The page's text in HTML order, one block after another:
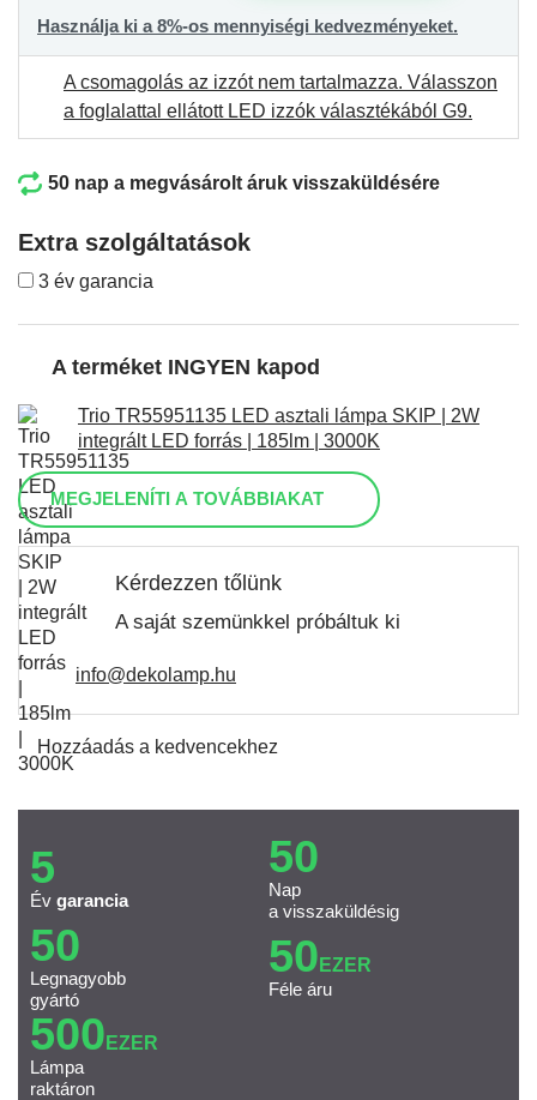
Használja ki a 8%-os mennyiségi kedvezményeket.
A csomagolás az izzót nem tartalmazza. Válasszon
a foglalattal ellátott LED izzók választékából G9.
50 nap a megvásárolt áruk visszaküldésére
Extra szolgáltatások
3 év garancia
A terméket INGYEN kapod
Trio TR55951135 LED asztali lámpa SKIP | 2W
integrált LED forrás | 185lm | 3000K
MEGJELENÍTI A TOVÁBBIAKAT
Kérdezzen tőlünk
A saját szemünkkel próbáltuk ki
info@dekolamp.hu
Hozzáadás a kedvencekhez
5
Év garancia
50
Nap
a visszaküldésig
50
Legnagyobb
gyártó
50 EZER
Féle áru
500 EZER
Lámpa
raktáron